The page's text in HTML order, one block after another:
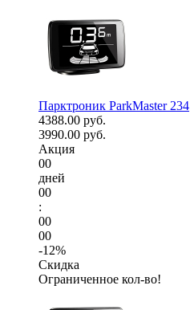
Парктроник ParkMaster 234
4388.00 руб.
3990.00 руб.
Акция
00
дней
00
:
00
00
-12%
Скидка
Ограниченное кол-во!